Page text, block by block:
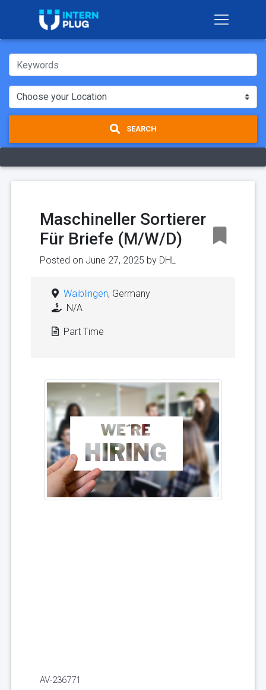
SEARCH
Maschineller Sortierer
Für Briefe (M/W/D)
Posted on June 27, 2025 by DHL
Waiblingen, Germany
N/A
Part Time
AV-236771